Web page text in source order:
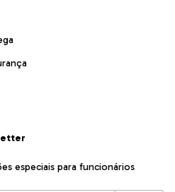
especiais para funcionários